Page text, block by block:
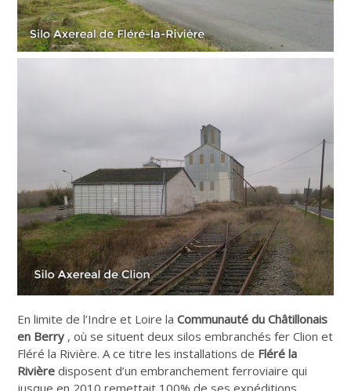
En limite de l’Indre et Loire laCommunauté du Châtillonais
en Berry , où se situent deux silos embranchés fer Clion et
Fléré la Rivière. A ce titre les installations de Fléré la
Rivière disposent d’un embranchement ferroviaire qui
jusque en 2010 remettait 100% de ses expéditions